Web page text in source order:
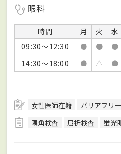
眼科
時間 月 火 水
09:30～12:30
● ● ●
14:30～18:00
● △ ●
女性医師在籍 バリアフリ
隅角検査
屈折検査 蛍光